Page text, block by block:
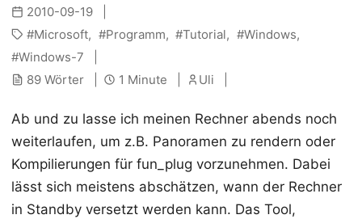
2010-09-19
Microsoft
Programm Tutorial
Windows
Windows-7
89 Wörter
1 Minute Uli
Ab und zu lasse ich meinen Rechner abends noch
weiterlaufen, um z.B. Panoramen zu rendern oder
Kompilierungen für fun_plug vorzunehmen. Dabei
lässt sich meistens abschätzen, wann der Rechner
in Standby versetzt werden kann. Das Tool,